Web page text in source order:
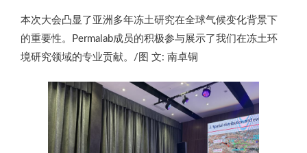
本次大会凸显了亚洲多年冻土研究在全球气候变化背景下
的重要性。Permalab成员的积极参与展示了我们在冻土环
境研究领域的专业贡献。/图 文: 南卓铜